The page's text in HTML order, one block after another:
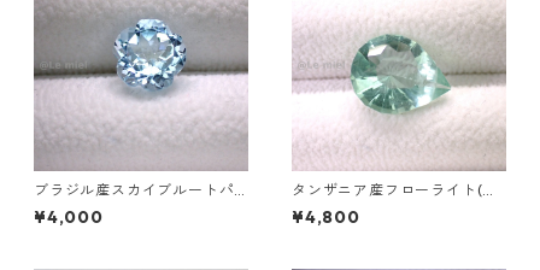
ブラジル産スカイブルートパ
ーズ フラワーカットルース 3.
4ct 9.0mm*9.0mm*6.0mm
¥4,000
タンザニア産フローライト(蛍
光) ペアシェイプカットルース
5.46ct 13.8mm*10.8mm*7.0
¥4,800